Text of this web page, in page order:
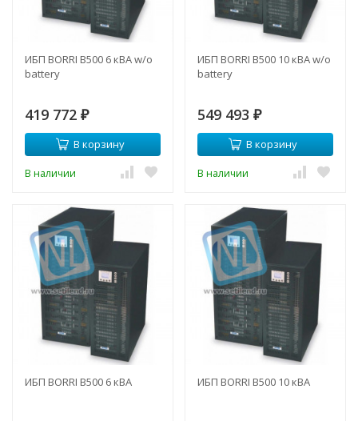
ИБП BORRI B500 6 кВА w/o
battery
419 772 ₽
В корзину
В наличии
ИБП BORRI B500 10 кВА w/o
battery
549 493 ₽
В корзину
В наличии
ИБП BORRI B500 6 кВА ИБП BORRI B500 10 кВА